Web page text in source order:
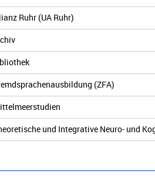
Ruhr (UA Ruhr)
(ZFA)
und Integrative Neuro- und